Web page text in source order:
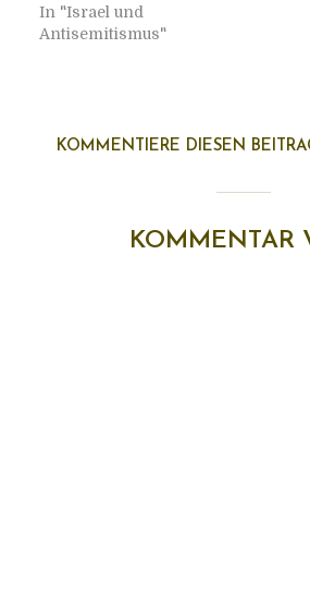
In "Israel und
Antisemitismus"
KOMMENTIERE DIESEN
KOMMENTAR